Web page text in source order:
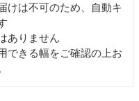
けは不可のため、自動キ
ありません
できる幅をご確認の上お